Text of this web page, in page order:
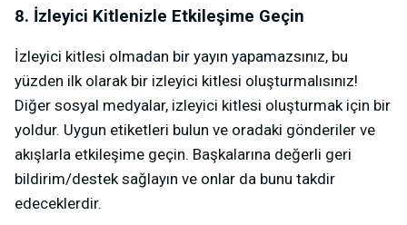
8. İzleyici Kitlenizle Etkileşime Geçin
İzleyici kitlesi olmadan bir yayın yapamazsınız, bu
yüzden ilk olarak bir izleyici kitlesi oluşturmalısınız!
Diğer sosyal medyalar, izleyici kitlesi oluşturmak için bir
yoldur. Uygun etiketleri bulun ve oradaki gönderiler ve
akışlarla etkileşime geçin. Başkalarına değerli geri
bildirim/destek sağlayın ve onlar da bunu takdir
edeceklerdir.